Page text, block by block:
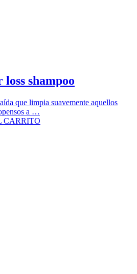
shampoo
que limpia suavemente aquellos
a …
CARRITO